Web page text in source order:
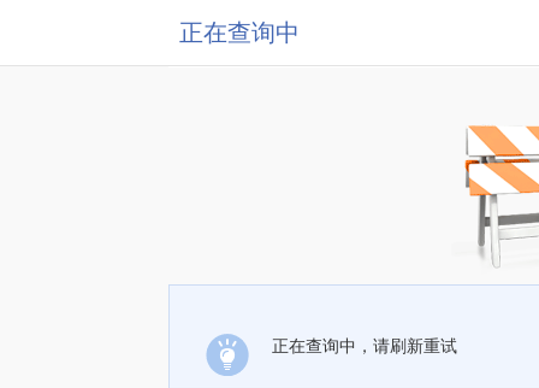
正在查询中
正在查询中，请刷新重试